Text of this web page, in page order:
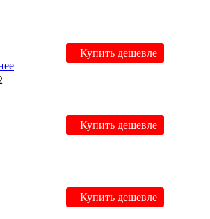
Купить дешевле
Купить дешевле
Купить дешевле